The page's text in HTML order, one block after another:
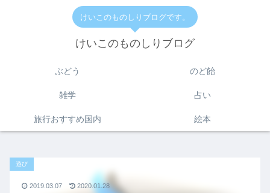
けいこのものしりブログです。
けいこのものしりブログ
ぶどう のど飴
雑学 占い
旅行おすすめ国内 絵本
遊び
2019.03.07 2020.01.28